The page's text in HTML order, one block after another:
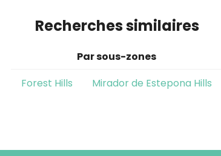
Recherches similaires
Par sous-zones
Forest Hills
Mirador de Estepona Hills